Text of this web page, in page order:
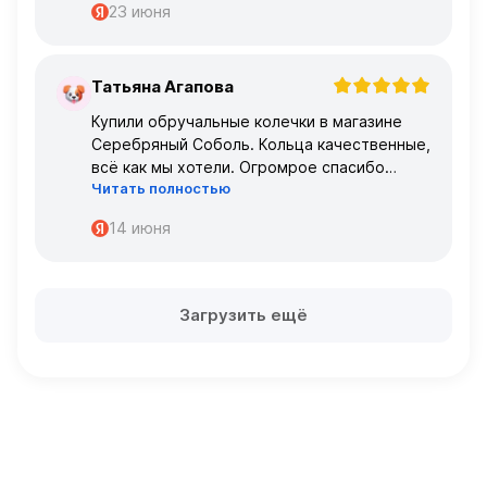
23 июня
Т Татьяна Агапова
Купили обручальные колечки в магазине
Серебряный Соболь. Кольца качественные,
всё как мы хотели. Огромрое спасибо
персоналу за работу с нами!
Читать полностью
14 июня
Загрузить ещё